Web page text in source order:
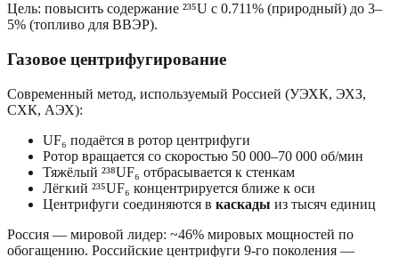
Цель: повысить содержание ²³⁵U с 0.711% (природный) до 3–
5% (топливо для ВВЭР).
Газовое центрифугирование
Современный метод, используемый Россией (УЭХК, ЭХЗ,
СХК, АЭХ):
UF₆ подаётся в ротор центрифуги
Ротор вращается со скоростью 50 000–70 000 об/мин
Тяжёлый ²³⁸UF₆ отбрасывается к стенкам
Лёгкий ²³⁵UF₆ концентрируется ближе к оси
Центрифуги соединяются в каскады из тысяч единиц
Россия — мировой лидер: ~46% мировых мощностей по
обогащению. Российские центрифуги 9-го поколения —